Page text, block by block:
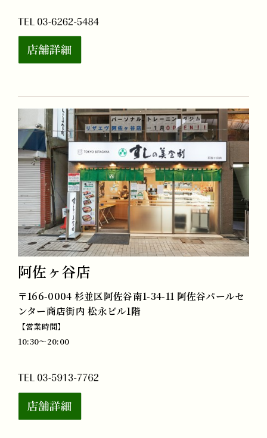
阿佐ヶ谷店
〒166-0004 杉並区阿佐谷南1-34-11 阿佐谷パールセ
ンター商店街内 松永ビル1階
【営業時間】
10:30～20:00